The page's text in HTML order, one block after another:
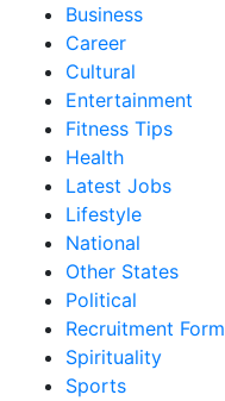
Business
Career
Cultural
Entertainment
Fitness Tips
Health
Latest Jobs
Lifestyle
National
Other States
Political
Recruitment Form
Spirituality
Sports